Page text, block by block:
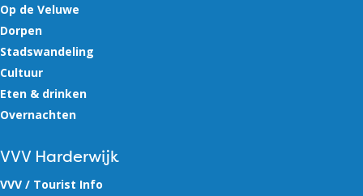
Op de Veluwe
Dorpen
Stadswandeling
Cultuur
Eten & drinken
Overnachten
VVV Harderwijk
VVV / Tourist Info